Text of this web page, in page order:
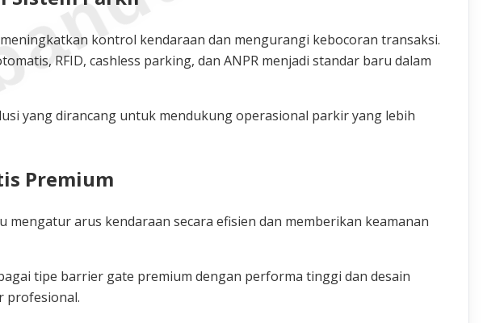
kontrol kendaraan dan mengurangi kebocoran transaksi.
RFID, cashless parking, dan ANPR menjadi standar baru dalam
yang dirancang untuk mendukung operasional parkir yang lebih
Premium
arus kendaraan secara efisien dan memberikan keamanan
tipe barrier gate premium dengan performa tinggi dan desain
profesional.